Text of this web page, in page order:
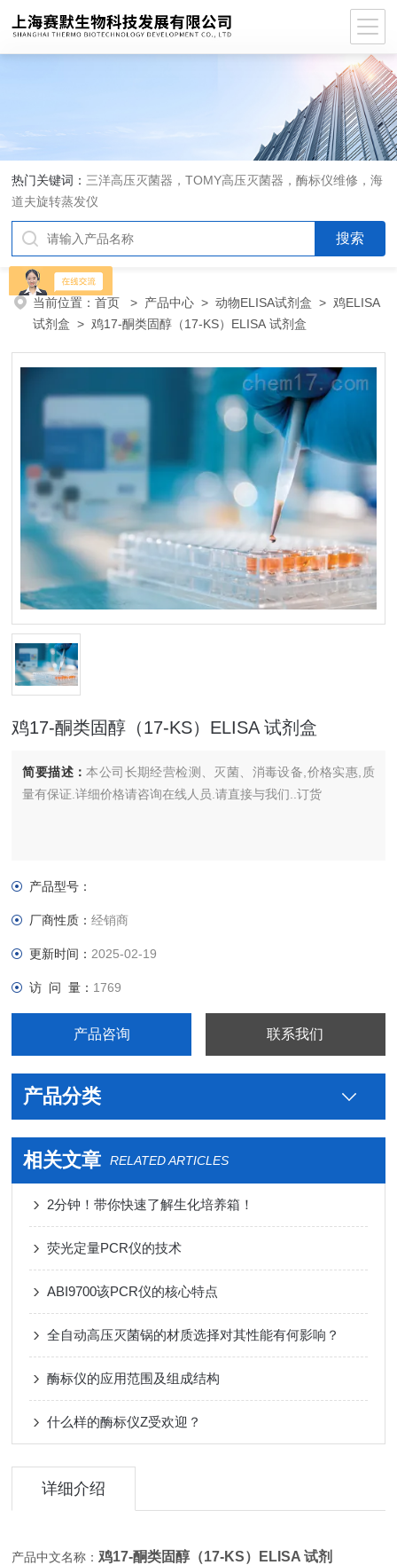
热门关键词： 三洋高压灭菌器，TOMY高压灭菌器，酶标仪维修，海
道夫旋转蒸发仪
当前位置：首页 > 产品中心 >动物ELISA试剂盒 >鸡ELISA
试剂盒 > 鸡17-酮类固醇（17-KS）ELISA 试剂盒
鸡17-酮类固醇（17-KS）ELISA 试剂盒
简要描述：本公司长期经营检测、灭菌、消毒设备,价格实惠,质
量有保证.详细价格请咨询在线人员.请直接与我们..订货
产品型号：
厂商性质：经销商
更新时间： 2025-02-19
访 问 量： 1769
产品咨询 联系我们
产品分类
相关文章 RELATED ARTICLES
2分钟！带你快速了解生化培养箱！
荧光定量PCR仪的技术
ABI9700该PCR仪的核心特点
全自动高压灭菌锅的材质选择对其性能有何影响？
酶标仪的应用范围及组成结构
什么样的酶标仪Z受欢迎？
详细介绍
产品中文名称： 鸡17-酮类固醇（17-KS）ELISA 试剂